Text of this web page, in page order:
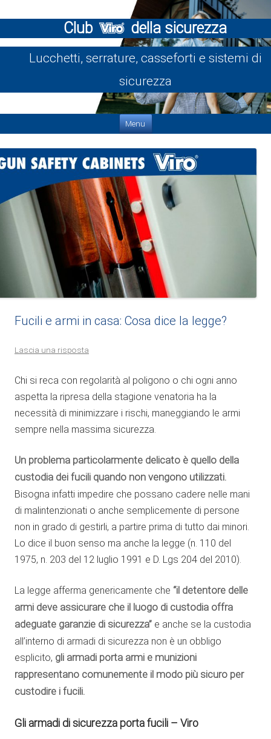
Club della sicurezza
Lucchetti, serrature, casseforti e sistemi di
sicurezza
Menu
Fucili e armi in casa: Cosa dice la legge?
Lascia una risposta
Chi si reca con regolarità al poligono o chi ogni anno
aspetta la ripresa della stagione venatoria ha la
necessità di minimizzare i rischi, maneggiando le armi
sempre nella massima sicurezza.
Un problema particolarmente delicato è quello della
custodia dei fucili quando non vengono utilizzati.
Bisogna infatti impedire che possano cadere nelle mani
di malintenzionati o anche semplicemente di persone
non in grado di gestirli, a partire prima di tutto dai minori.
Lo dice il buon senso ma anche la legge (n. 110 del
1975, n. 203 del 12 luglio 1991 e D. Lgs 204 del 2010).
La legge afferma genericamente che “il detentore delle
armi deve assicurare che il luogo di custodia offra
adeguate garanzie di sicurezza” e anche se la custodia
all’interno di armadi di sicurezza non è un obbligo
esplicito, gli armadi porta armi e munizioni
rappresentano comunemente il modo più sicuro per
custodire i fucili.
Gli armadi di sicurezza porta fucili – Viro